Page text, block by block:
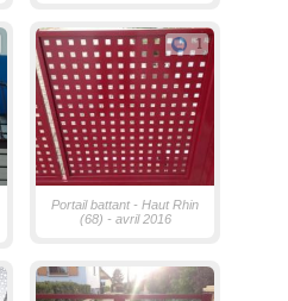
1
Portail battant - Haut Rhin
(68) - avril 2016